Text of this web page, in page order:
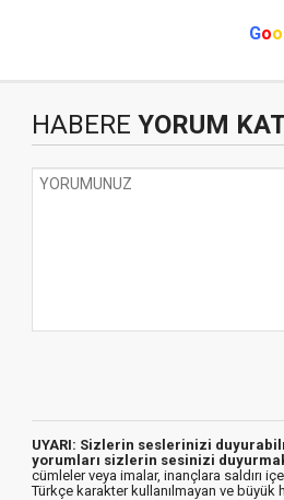
Goo
HABERE YORUM
UYARI: Sizlerin seslerinizi
yorumları sizlerin sesinizi
cümleler veya imalar, inançlara saldırı
Türkçe karakter kullanılmayan ve büyük